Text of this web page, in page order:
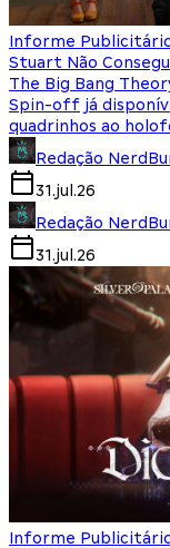
Informe
Stuart Não
The Big Bang
Spin-off já
quadrinhos ao
Redação
31.jul.26
Redação
31.jul.26
Informe